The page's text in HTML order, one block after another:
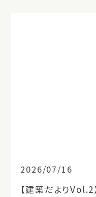
2026/07/16
【建築だより